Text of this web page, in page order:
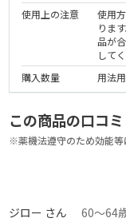
使用上の注意
使用
りま
品が
して
購入数量
用法
この商品の口コミ
※薬機法遵守のため効能
ジロー さん 60～64